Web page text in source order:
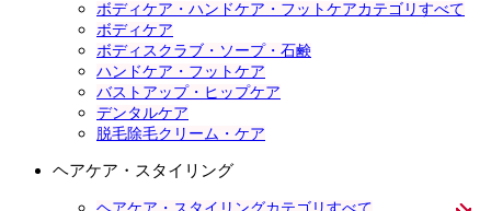
ボディケア・ハンドケア・フットケアカテゴリすべて
ボディケア
ボディスクラブ・ソープ・石鹸
ハンドケア・フットケア
バストアップ・ヒップケア
デンタルケア
脱毛除毛クリーム・ケア
ヘアケア・スタイリング